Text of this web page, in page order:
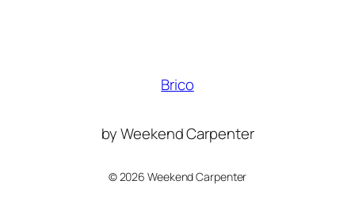
Brico
by Weekend Carpenter
©2026 Weekend Carpenter